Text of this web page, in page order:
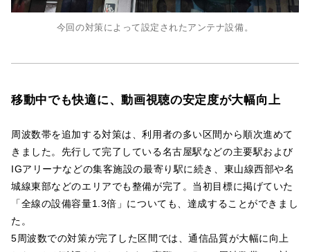
今回の対策によって設定されたアンテナ設備。
移動中でも快適に、動画視聴の安定度が大幅向上
周波数帯を追加する対策は、利用者の多い区間から順次進めて
きました。先行して完了している名古屋駅などの主要駅および
IGアリーナなどの集客施設の最寄り駅に続き、東山線西部や名
城線東部などのエリアでも整備が完了。当初目標に掲げていた
「全線の設備容量1.3倍」についても、達成することができまし
た。
5周波数での対策が完了した区間では、通信品質が大幅に向上